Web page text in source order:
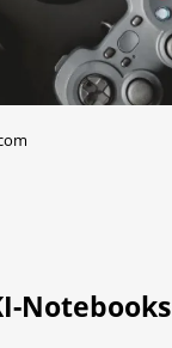
Notebooks